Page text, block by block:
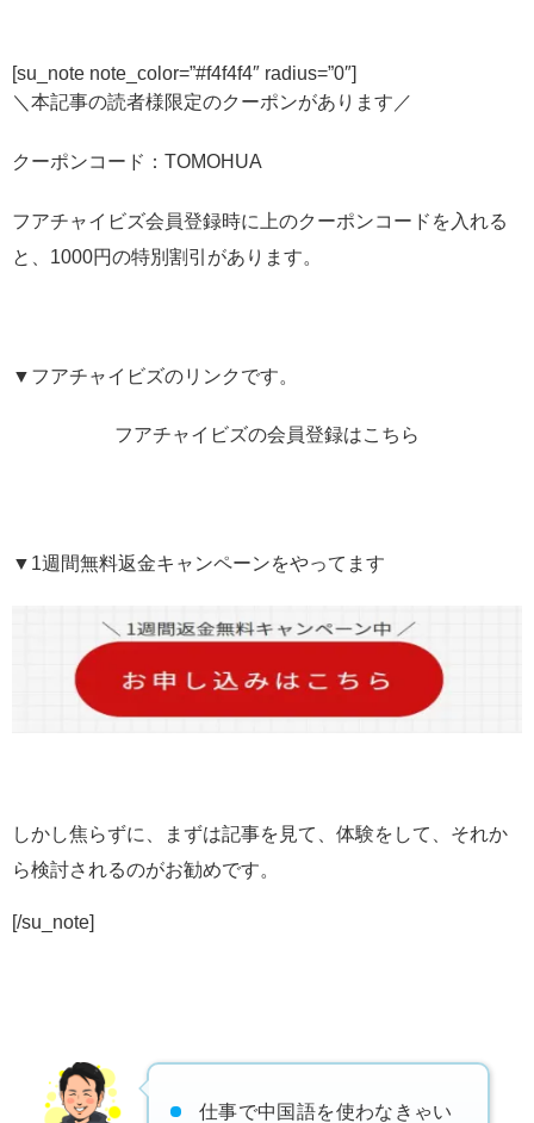
[su_note note_color=”#f4f4f4″ radius=”0″]
＼本記事の読者様限定のクーポンがあります／
クーポンコード：TOMOHUA
フアチャイビズ会員登録時に上のクーポンコードを入れる
と、1000円の特別割引があります。
▼フアチャイビズのリンクです。
フアチャイビズの会員登録はこちら
▼1週間無料返金キャンペーンをやってます
しかし焦らずに、まずは記事を見て、体験をして、それか
ら検討されるのがお勧めです。
[/su_note]
仕事で中国語を使わなきゃい